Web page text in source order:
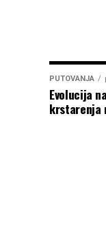
PUTOVANJA
Evolucija
krstarenja